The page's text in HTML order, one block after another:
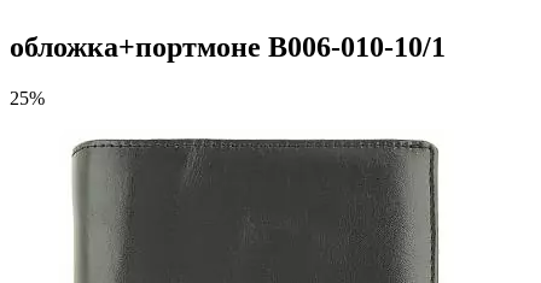
обложка+портмоне B006-010-10/1
25%